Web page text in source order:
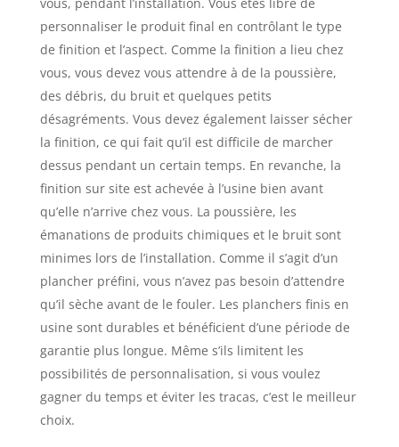
personnaliser le produit final en contrôlant le type
de finition et l’aspect. Comme la finition a lieu chez
vous, vous devez vous attendre à de la poussière,
des débris, du bruit et quelques petits
désagréments. Vous devez également laisser sécher
la finition, ce qui fait qu’il est difficile de marcher
dessus pendant un certain temps. En revanche, la
finition sur site est achevée à l’usine bien avant
qu’elle n’arrive chez vous. La poussière, les
émanations de produits chimiques et le bruit sont
minimes lors de l’installation. Comme il s’agit d’un
plancher préfini, vous n’avez pas besoin d’attendre
qu’il sèche avant de le fouler. Les planchers finis en
usine sont durables et bénéficient d’une période de
garantie plus longue. Même s’ils limitent les
possibilités de personnalisation, si vous voulez
gagner du temps et éviter les tracas, c’est le meilleur
choix.